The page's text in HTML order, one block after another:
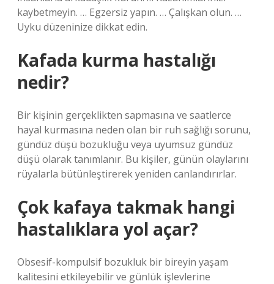
kaybetmeyin. … Egzersiz yapın. … Çalışkan olun. …
Uyku düzeninize dikkat edin.
Kafada kurma hastalığı
nedir?
Bir kişinin gerçeklikten sapmasına ve saatlerce
hayal kurmasına neden olan bir ruh sağlığı sorunu,
gündüz düşü bozukluğu veya uyumsuz gündüz
düşü olarak tanımlanır. Bu kişiler, günün olaylarını
rüyalarla bütünleştirerek yeniden canlandırırlar.
Çok kafaya takmak hangi
hastalıklara yol açar?
Obsesif-kompulsif bozukluk bir bireyin yaşam
kalitesini etkileyebilir ve günlük işlevlerine